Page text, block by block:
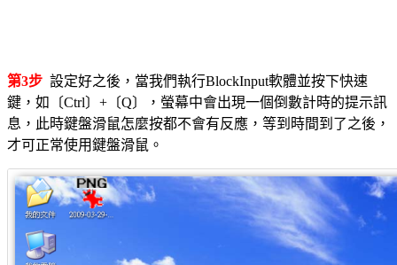
第3步 設定好之後，當我們執行BlockInput軟體並按下快速
鍵，如〔Ctrl〕+〔Q〕，螢幕中會出現一個倒數計時的提示訊
息，此時鍵盤滑鼠怎麼按都不會有反應，等到時間到了之後，
才可正常使用鍵盤滑鼠。